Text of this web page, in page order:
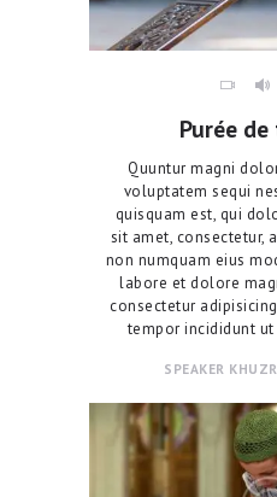
Purée
Quuntur magni
voluptatem sequi
quisquam est, qui
sit amet, consectetur,
non numquam eius
labore et dolore
consectetur
tempor incididunt
SPEAKER